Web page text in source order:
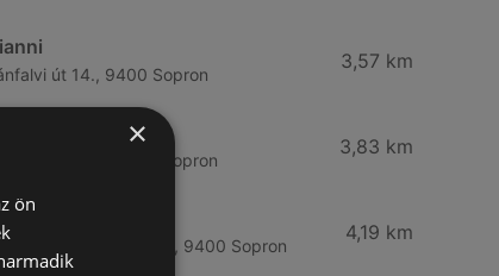
út 14., 9400 Sopron
3,57 km
út 6-8., 9400 Sopron
3,83 km
Zoltán tér 16. 16., 9400 Sopron
4,19 km
×
ön